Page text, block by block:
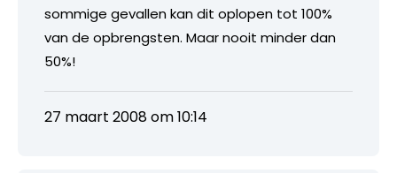
sommige gevallen kan dit oplopen tot 100%
van de opbrengsten. Maar nooit minder dan
50%!
27 maart 2008 om 10:14